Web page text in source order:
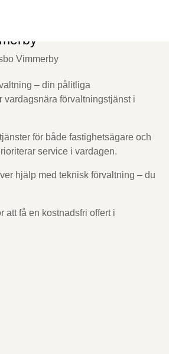
Vimmerby
– din pålitliga
vardagsnära förvaltningstjänst i
för både fastighetsägare och
service i vardagen.
hjälp med teknisk förvaltning – du
att få en kostnadsfri offert i